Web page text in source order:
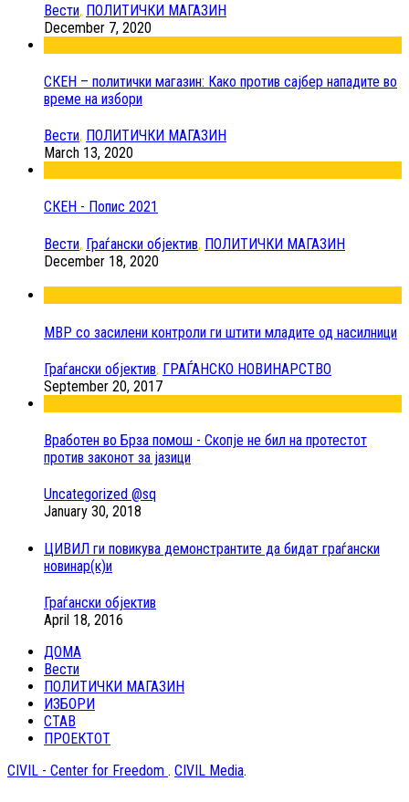
Вести, ПОЛИТИЧКИ МАГАЗИН
December 7, 2020
СКЕН – политички магазин: Како против сајбер нападите во
време на избори
Вести, ПОЛИТИЧКИ МАГАЗИН
March 13, 2020
СКЕН - Попис 2021
Вести, Граѓански објектив, ПОЛИТИЧКИ МАГАЗИН
December 18, 2020
МВР со засилени контроли ги штити младите од насилници
Граѓански објектив, ГРАЃАНСКО НОВИНАРСТВО
September 20, 2017
Вработен во Брза помош - Скопје не бил на протестот
против законот за јазици
Uncategorized @sq
January 30, 2018
ЦИВИЛ ги повикува демонстрантите да бидат граѓански
новинар(к)и
Граѓански објектив
April 18, 2016
ДОМА
Вести
ПОЛИТИЧКИ МАГАЗИН
ИЗБОРИ
СТАВ
ПРОЕКТОТ
CIVIL - Center for Freedom . CIVIL Media.